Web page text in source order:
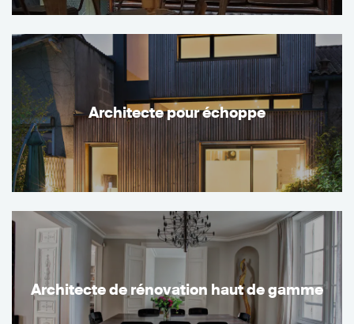
Architecte pour échoppe
Architecte de rénovation haut de gamme